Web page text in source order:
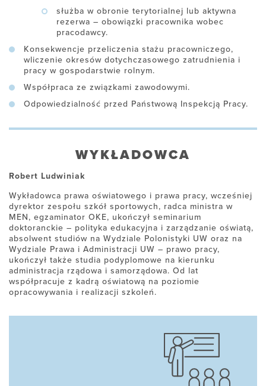
służba w obronie terytorialnej lub aktywna
rezerwa – obowiązki pracownika wobec
pracodawcy.
Konsekwencje przeliczenia stażu pracowniczego,
wliczenie okresów dotychczasowego zatrudnienia i
pracy w gospodarstwie rolnym.
Współpraca ze związkami zawodowymi.
Odpowiedzialność przed Państwową Inspekcją Pracy.
WYKŁADOWCA
Robert Ludwiniak
Wykładowca prawa oświatowego i prawa pracy, wcześniej
dyrektor zespołu szkół sportowych, radca ministra w
MEN, egzaminator OKE, ukończył seminarium
doktoranckie – polityka edukacyjna i zarządzanie oświatą,
absolwent studiów na Wydziale Polonistyki UW oraz na
Wydziale Prawa i Administracji UW – prawo pracy,
ukończył także studia podyplomowe na kierunku
administracja rządowa i samorządowa. Od lat
współpracuje z kadrą oświatową na poziomie
opracowywania i realizacji szkoleń.